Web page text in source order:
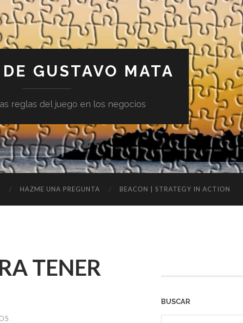
GUSTAVO MATA
reglas del juego en los negocios
HAZME UNA PREGUNTA BEACON | STRATEGY IN ACTION
TENER
BUSCAR
Buscar: